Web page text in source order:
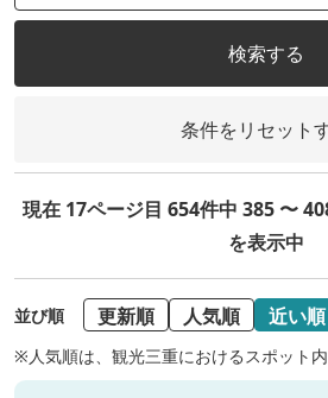
検索する
条件をリセット
現在 17ページ目 654件中 385 〜
を表示中
並び順 更新順 人気順 近い順
※人気順は、観光三重におけるスポット